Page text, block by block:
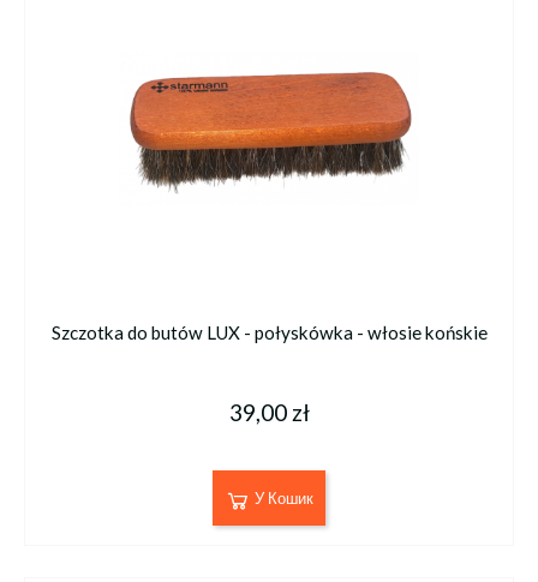
Szczotka do butów LUX - połyskówka - włosie końskie
39,00 zł
У Кошик